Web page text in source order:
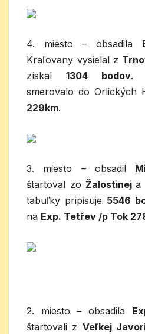
4. miesto – obsadila
Kraľovany vysielal z
získal 1304 bodov.
smerovalo do Orlických
229km.
3. miesto – obsadil
štartoval zo Žalostineja
tabuľky pripisuje 5546
na Exp. Tetřev /p Tok
2. miesto – obsadila
štartovali z Veľkej